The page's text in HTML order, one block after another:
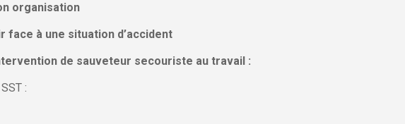
organisation
face à une situation d’accident
de sauveteur secouriste au travail :
: